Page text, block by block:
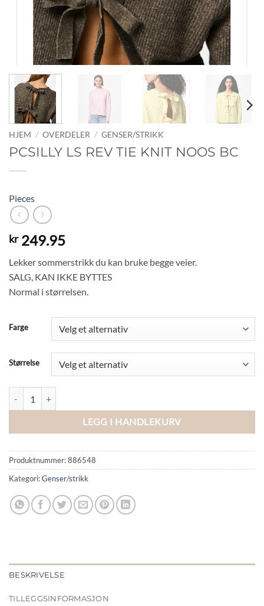
HJEM / OVERDELER / GENSER/STRIKK
PCSILLY LS REV TIE KNIT NOOS BC
Pieces
kr249.95
Lekker sommerstrikk du kan bruke begge veier.
SALG, KAN IKKE BYTTES
Normal i størrelsen.
Farge
Størrelse
LEGG I HANDLEKURV
Produktnummer:886548
Kategori:Genser/strikk
BESKRIVELSE
TILLEGGSINFORMASJON